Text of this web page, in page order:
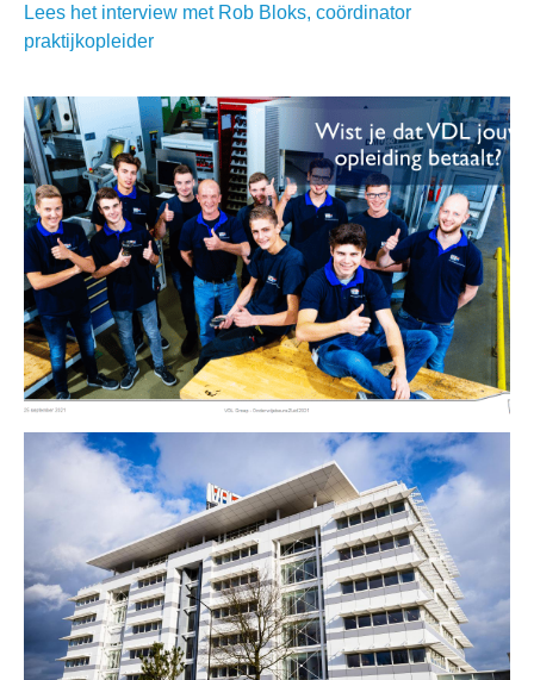
Lees het interview met Rob Bloks, coördinator
praktijkopleider